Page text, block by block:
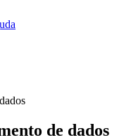
de dados